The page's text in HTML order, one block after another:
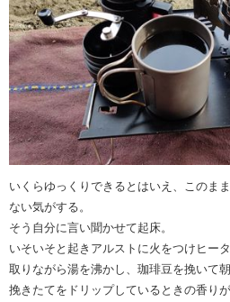
いくらゆっくりできるとはいえ、このま
ない気がする。
そう自分に言い聞かせて起床。
いそいそと起きアルストに火をつけヒー
取りながら湯を沸かし、珈琲豆を挽いて
挽きたてをドリップしているときの香りが